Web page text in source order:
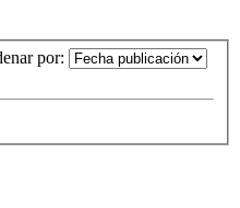
por: